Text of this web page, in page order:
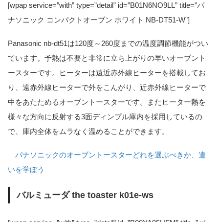
[wpap service=”with” type=”detail” id=”B01N6NO9LL” title=”パ
ナソニック コンパクトオーブン ホワイト NB-DT51-W”]
Panasonic nb-dt51は120度～260度までの温度調節機能がつい
ています。予熱は不要と非常に立ち上がりの早いオーブント
ースターです。ヒーターは遠近赤外線ヒーターを搭載してお
り、遠赤外線ヒーターで外をこんがり、近赤外線ヒーターで
中をあたためるオーブントースターです。またヒーター熱を
様々な方向に反射する3面ディンプル庫内を採用しているの
で、庫内全体をムラなく温めることができます。
パナソニックのオーブントースターどれを選ぶべきか、違
いを学ぼう
バルミューダ the toaster k01e-ws